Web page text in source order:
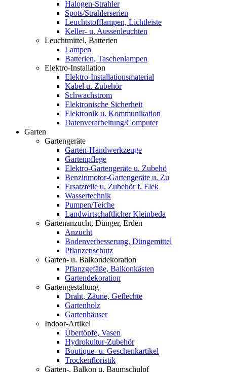
Halogen-Strahler
Spots/Strahlerserien
Leuchtstofflampen, Lichtleiste
Keller- u. Aussenleuchten
Leuchtmittel, Batterien
Lampen
Batterien, Taschenlampen
Elektro-Installation
Elektro-Installationsmaterial
Kabel u. Zubehör
Schwachstrom
Elektronische Sicherheit
Elektronik u. Kommunikation
Datenverarbeitung/Computer
Garten
Gartengeräte
Garten-Handwerkzeuge
Gartenpflege
Elektro-Gartengeräte u. Zubehö
Benzinmotor-Gartengeräte u. Zu
Ersatzteile u. Zubehör f. Elek
Wassertechnik
Pumpen/Teiche
Landwirtschaftlicher Kleinbeda
Gartenanzucht, Dünger, Erden
Anzucht
Bodenverbesserung, Düngemittel
Pflanzenschutz
Garten- u. Balkondekoration
Pflanzgefäße, Balkonkästen
Gartendekoration
Gartengestaltung
Draht, Zäune, Geflechte
Gartenholz
Gartenhäuser
Indoor-Artikel
Übertöpfe, Vasen
Hydrokultur-Zubehör
Boutique- u. Geschenkartikel
Trockenfloristik
Garten-, Balkon u. Baumschulpf